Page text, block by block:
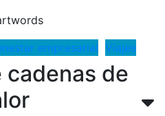
cadenas de
empresarial Viajes